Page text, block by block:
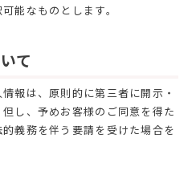
能なものとします。
て
報は、原則的に第三者に開示・
し、予めお客様のご同意を得た
義務を伴う要請を受けた場合を